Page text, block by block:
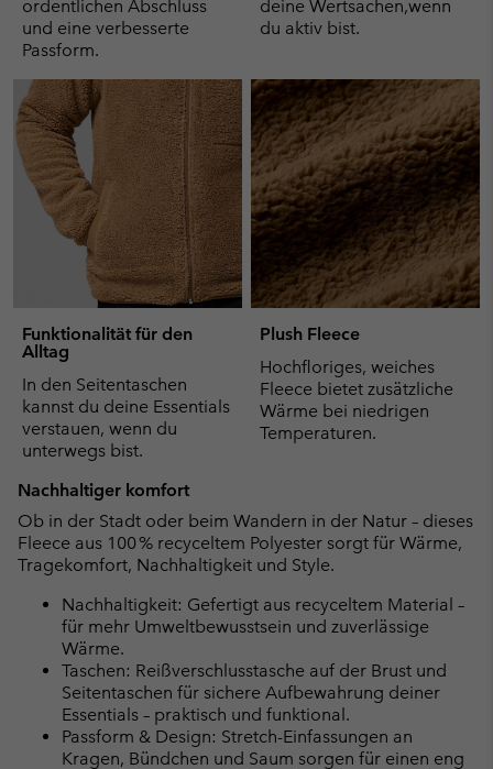
ordentlichen Abschluss
und eine verbesserte
Passform.
deine Wertsachen,wenn
du aktiv bist.
Funktionalität für den
Alltag
In den Seitentaschen
kannst du deine Essentials
verstauen, wenn du
unterwegs bist.
Plush Fleece
Hochfloriges, weiches
Fleece bietet zusätzliche
Wärme bei niedrigen
Temperaturen.
Nachhaltiger komfort
Ob in der Stadt oder beim Wandern in der Natur – dieses
Fleece aus 100 % recyceltem Polyester sorgt für Wärme,
Tragekomfort, Nachhaltigkeit und Style.
Nachhaltigkeit: Gefertigt aus recyceltem Material –
für mehr Umweltbewusstsein und zuverlässige
Wärme.
Taschen: Reißverschlusstasche auf der Brust und
Seitentaschen für sichere Aufbewahrung deiner
Essentials – praktisch und funktional.
Passform & Design: Stretch-Einfassungen an
Kragen, Bündchen und Saum sorgen für einen eng